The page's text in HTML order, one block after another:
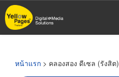
ข้าม
ไป
หน้าแรก > คลองสอง ดีเซล (รังสิต)